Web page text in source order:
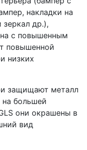
накладки на
зеркал др.),
с повышенным
повышенной
низких
защищают металл
на большей
они окрашены в
вид